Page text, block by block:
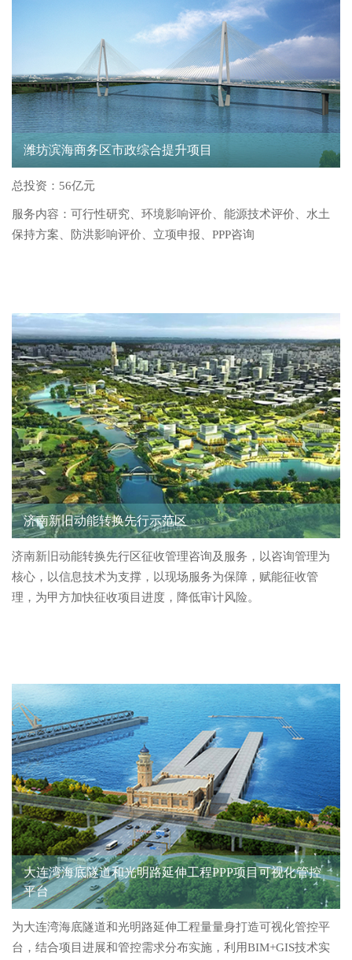
关于习远
潍坊滨海商务区市政综合提升项目
总投资：56亿元
服务内容：可行性研究、环境影响评价、能源技术评价、水土
保持方案、防洪影响评价、立项申报、PPP咨询
济南新旧动能转换先行示范区
济南新旧动能转换先行区征收管理咨询及服务，以咨询管理为
核心，以信息技术为支撑，以现场服务为保障，赋能征收管
理，为甲方加快征收项目进度，降低审计风险。
大连湾海底隧道和光明路延伸工程PPP项目可视化管控
平台
为大连湾海底隧道和光明路延伸工程量量身打造可视化管控平
台，结合项目进展和管控需求分布实施，利用BIM+GIS技术实